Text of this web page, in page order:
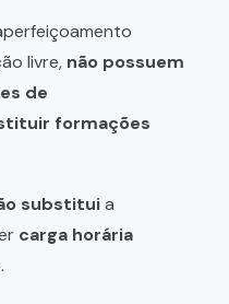
livre, não possuem
de
formações
substituia
carga horária
.